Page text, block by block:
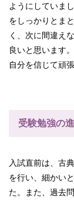
ようにしていま
をしっかりとま
く、次に間違え
良いと思います
自分を信じて頑
受験勉強の
入試直前は、古
を行い、細かい
た。また、過去